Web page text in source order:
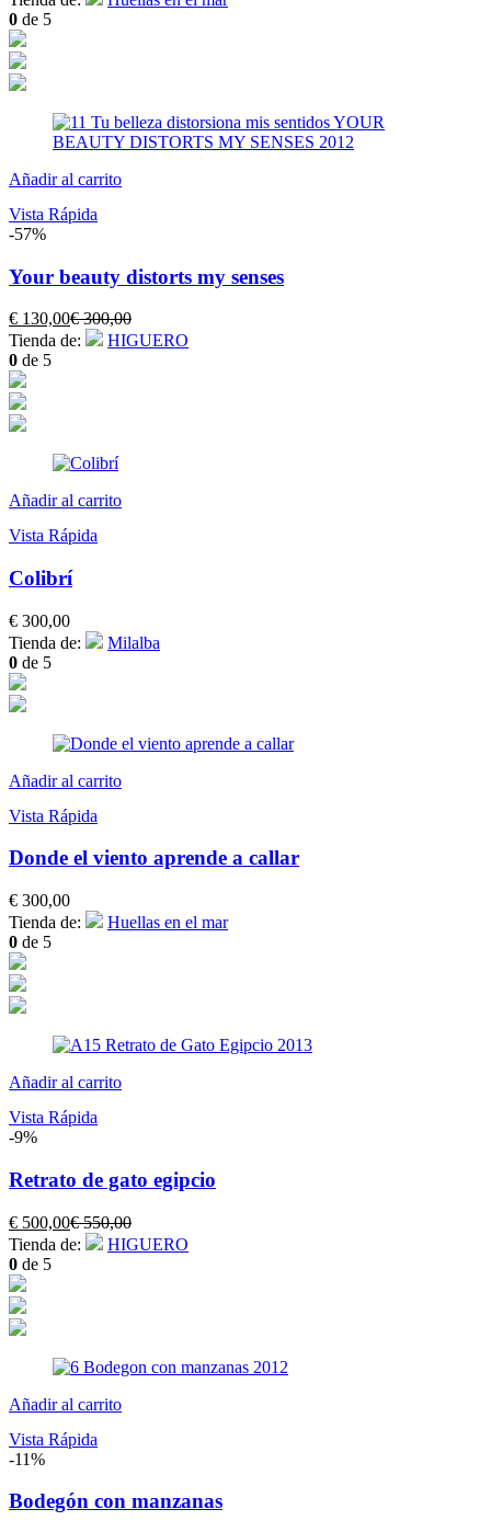
0 de 5
Añadir al carrito
Vista Rápida
-57%
Your beauty distorts my senses
€ 130,00El
precio
€300,00El
precio
Tienda de:
HIGUERO
0 de 5
Añadir al carrito
Vista Rápida
Colibrí
€ 300,00
Tienda de:
Milalba
0 de 5
Añadir al carrito
Vista Rápida
Donde el viento aprende a callar
€ 300,00
Tienda de:
Huellas en el mar
0 de 5
Añadir al carrito
Vista Rápida
-9%
Retrato de gato egipcio
€ 500,00El
precio
€550,00El
precio
Tienda de:
HIGUERO
0 de 5
Añadir al carrito
Vista Rápida
-11%
Bodegón con manzanas